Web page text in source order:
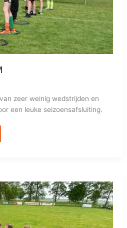
zeer weinig wedstrijden en
een leuke seizoensafsluiting.